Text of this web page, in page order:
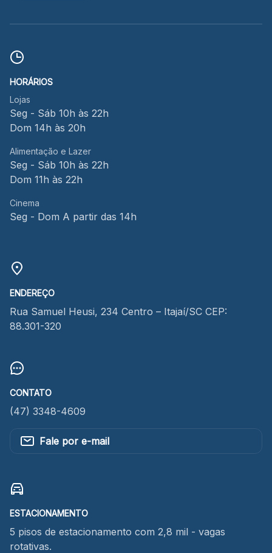
HORÁRIOS
Lojas
Seg - Sáb 10h às 22h
Dom 14h às 20h
Alimentação e Lazer
Seg - Sáb 10h às 22h
Dom 11h às 22h
Cinema
Seg - Dom A partir das 14h
ENDEREÇO
Rua Samuel Heusi, 234 Centro – Itajaí/SC CEP:
88.301-320
CONTATO
(47) 3348-4609
Fale por e-mail
ESTACIONAMENTO
5 pisos de estacionamento com 2,8 mil - vagas
rotativas.